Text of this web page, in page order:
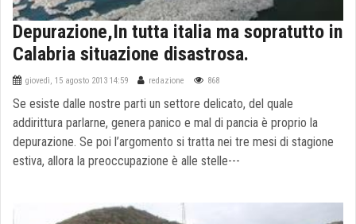
Depurazione,In tutta italia ma sopratutto in
Calabria situazione disastrosa.
giovedì, 15 agosto 2013 14:59 redazione 868
Se esiste dalle nostre parti un settore delicato, del quale
addirittura parlarne, genera panico e mal di pancia è proprio la
depurazione. Se poi l’argomento si tratta nei tre mesi di stagione
estiva, allora la preoccupazione è alle stelle---